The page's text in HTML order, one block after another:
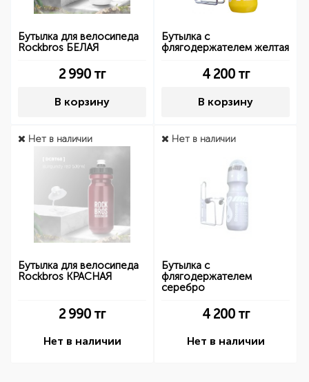
Бутылка для велосипеда
Rockbros БЕЛАЯ
2 990 тг
В корзину
Бутылка с
флягодержателем желтая
4 200тг
В корзину
Нет в наличии
Бутылка для велосипеда
Rockbros КРАСНАЯ
2 990 тг
Нет в наличии
Нет в наличии
Бутылка с
флягодержателем
серебро
4 200тг
Нет в наличии